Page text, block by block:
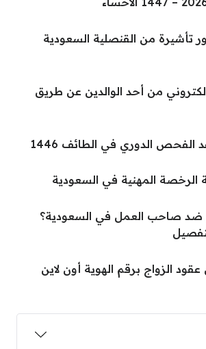
تأشيرة من القنصلية السعودية
من أحد الوالدين عن طريق
الدوري في الطائف 1446
المهنية في السعودية
صاحب العمل في السعودية؟
عقود الزواج برقم الهوية أون لاين